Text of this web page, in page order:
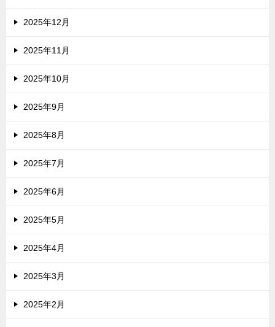
2025年12月
2025年11月
2025年10月
2025年9月
2025年8月
2025年7月
2025年6月
2025年5月
2025年4月
2025年3月
2025年2月